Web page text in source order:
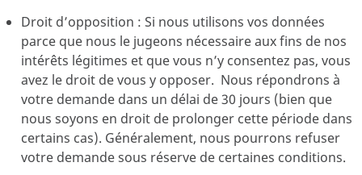
Droit d’opposition : Si nous utilisons vos données
parce que nous le jugeons nécessaire aux fins de nos
intérêts légitimes et que vous n’y consentez pas, vous
avez le droit de vous y opposer. Nous répondrons à
votre demande dans un délai de 30 jours (bien que
nous soyons en droit de prolonger cette période dans
certains cas). Généralement, nous pourrons refuser
votre demande sous réserve de certaines conditions.